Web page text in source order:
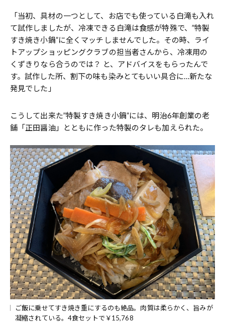
「当初、具材の一つとして、お店でも使っている白滝も入れ
て試作しましたが、冷凍できる白滝は食感が特殊で、”特製
すき焼き小鍋”に全くマッチしませんでした。その時、ライ
トアップショッピングクラブの担当者さんから、冷凍用の
くずきりなら合うのでは？ と、アドバイスをもらったんで
す。試作した所、割下の味も染みとてもいい具合に…新たな
発見でした」
こうして出来た”特製すき焼き小鍋”には、明治6年創業の老
舗「正田醤油」とともに作った特製のタレも加えられた。
ご飯に乗せてすき焼き重にするのも絶品。肉質は柔らかく、旨みが
凝縮されている。4食セットで￥15,768